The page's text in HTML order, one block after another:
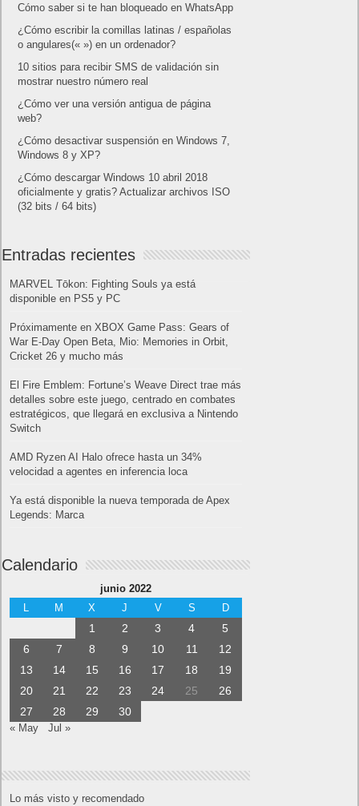
Cómo saber si te han bloqueado en WhatsApp
¿Cómo escribir la comillas latinas / españolas
o angulares(« ») en un ordenador?
10 sitios para recibir SMS de validación sin
mostrar nuestro número real
¿Cómo ver una versión antigua de página
web?
¿Cómo desactivar suspensión en Windows 7,
Windows 8 y XP?
¿Cómo descargar Windows 10 abril 2018
oficialmente y gratis? Actualizar archivos ISO
(32 bits / 64 bits)
Entradas recientes
MARVEL Tōkon: Fighting Souls ya está
disponible en PS5 y PC
Próximamente en XBOX Game Pass: Gears of
War E-Day Open Beta, Mio: Memories in Orbit,
Cricket 26 y mucho más
El Fire Emblem: Fortune’s Weave Direct trae más
detalles sobre este juego, centrado en combates
estratégicos, que llegará en exclusiva a Nintendo
Switch
AMD Ryzen AI Halo ofrece hasta un 34%
velocidad a agentes en inferencia loca
Ya está disponible la nueva temporada de Apex
Legends: Marca
Calendario
junio 2022
L
M X J V S D
1 2 3 4
5
6
7 8 9 10 11
12
13
14 15 16 17 18
19
20
21 22 23 24 25
26
27
28 29 30
« May Jul »
Lo más visto y recomendado